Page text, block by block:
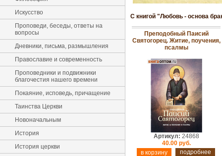
Искусство
Проповеди, беседы, ответы на
вопросы
Дневники, письма, размышления
Православие и современность
Проповедники и подвижники
благочестия нашего времени
Покаяние, исповедь, причащение
Таинства Церкви
Новоначальным
История
История церкви
С книгой "Любовь - основа
Преподобный Паисий
Святогорец. Житие, поучения,
псалмы
Артикул: 24868
40.00 руб.
подробнее